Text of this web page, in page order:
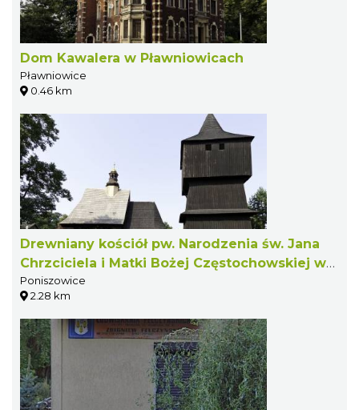
Dom Kawalera w Pławniowicach
Pławniowice
0.46 km
Drewniany kościół pw. Narodzenia św. Jana
Chrzciciela i Matki Bożej Częstochowskiej w
Poniszowicach
Poniszowice
2.28 km